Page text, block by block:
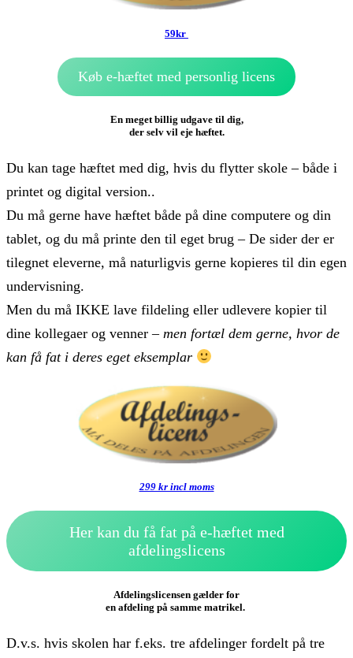
59kr
Køb e-hæftet med personlig licens
En meget billig udgave til dig,
der selv vil eje hæftet.
Du kan tage hæftet med dig, hvis du flytter skole – både i
printet og digital version..
Du må gerne have hæftet både på dine computere og din
tablet, og du må printe den til eget brug – De sider der er
tilegnet eleverne, må naturligvis gerne kopieres til din egen
undervisning.
Men du må IKKE lave fildeling eller udlevere kopier til
dine kollegaer og venner – men fortæl dem gerne, hvor de
kan få fat i deres eget eksemplar
299 kr incl moms
Her kan du få fat på e-hæftet med
afdelingslicens
Afdelingslicensen gælder for
en afdeling på samme matrikel.
D.v.s. hvis skolen har f.eks. tre afdelinger fordelt på tre